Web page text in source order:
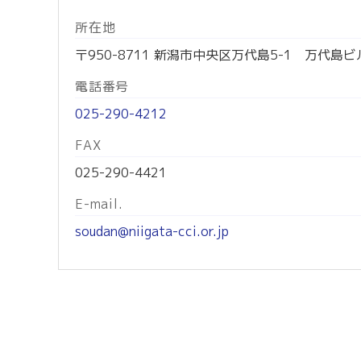
所在地
〒950-8711 新潟市中央区万代島5-1 万代島ビ
電話番号
025-290-4212
FAX
025-290-4421
E-mail.
soudan@niigata-cci.or.jp